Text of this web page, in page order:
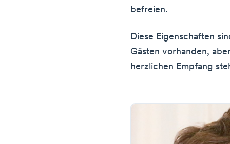
befreien.
Diese Eigenschaften
Gästen vorhanden,
herzlichen Empfang